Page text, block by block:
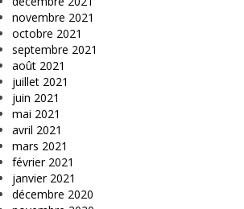
novembre 2021
octobre 2021
septembre 2021
août 2021
juillet 2021
juin 2021
mai 2021
avril 2021
mars 2021
février 2021
janvier 2021
décembre 2020